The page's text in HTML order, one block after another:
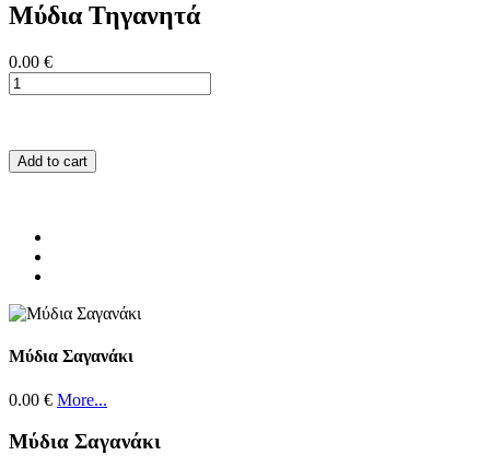
Μύδια Τηγανητά
0.00 €
Add to cart
Μύδια Σαγανάκι
0.00 € More...
Μύδια Σαγανάκι